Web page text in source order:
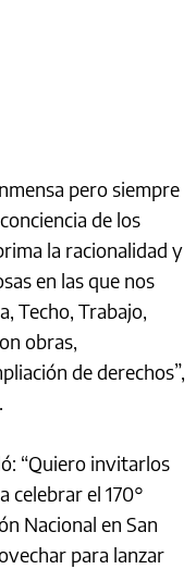
pero siempre
de los
la racionalidad y
en las que nos
Techo, Trabajo,
obras,
de derechos”,
“Quiero invitarlos
celebrar el 170°
Nacional en San
para lanzar